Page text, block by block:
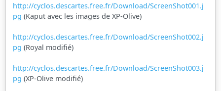
http://cyclos.descartes.free.fr/Download/ScreenShot001.j
pg (Kaput avec les images de XP-Olive)
http://cyclos.descartes.free.fr/Download/ScreenShot002.j
pg (Royal modifié)
http://cyclos.descartes.free.fr/Download/ScreenShot003.j
pg (XP-Olive modifié)